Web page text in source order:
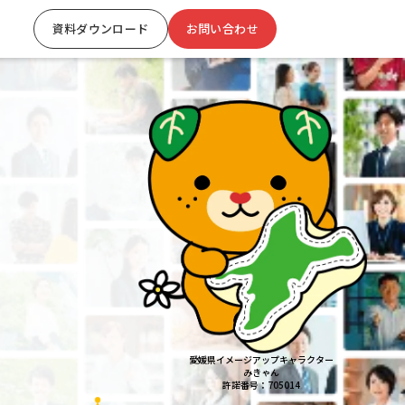
資料ダウンロード お問い合わせ
愛媛県イメージアップキャラクター
みきゃん
許諾番号：705014